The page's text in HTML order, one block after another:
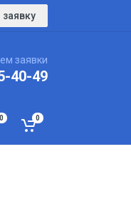
заявку
заявки
40-49
0 0